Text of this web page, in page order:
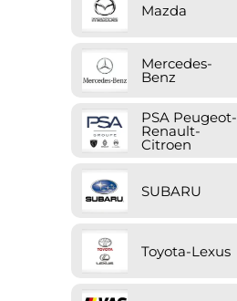
Mazda
Mercedes-
Benz
PSA Peugeot-
Renault-
Citroen
SUBARU
Toyota-Lexus